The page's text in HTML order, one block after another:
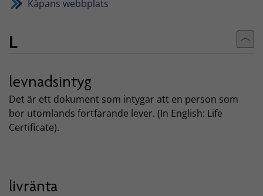
Kåpans webbplats
L Till
levnadsintyg
Det är ett dokument som intygar att en person som
bor utomlands fortfarande lever. (In English: Life
Certificate).
livränta